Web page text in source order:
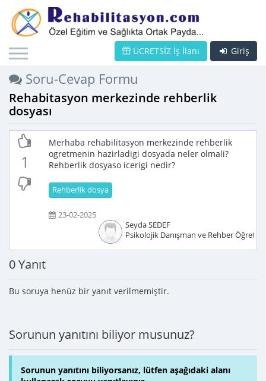
Giriş
ÜCRETSİZ İş İlanı
Soru-Cevap Formu
Rehabitasyon merkezinde rehberlik
dosyası
1
Merhaba rehabilitasyon merkezinde rehberlik
ogretmenin hazirladigi dosyada neler olmali?
Rehberlik dosyaso icerigi nedir?
Rehberlik dosya
23-02-2025
Seyda SEDEF
Psikolojik Danışman ve Rehber
0 Yanıt
Bu soruya henüz bir yanıt verilmemiştir.
Sorunun yanıtını biliyor musunuz?
Sorunun yanıtını biliyorsanız, lütfen aşağıdaki alanı